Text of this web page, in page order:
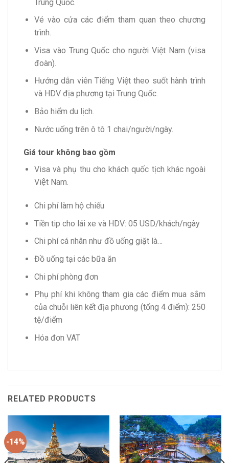
Trung Quốc.
Vé vào cửa các điểm tham quan theo chương
trình.
Visa vào Trung Quốc cho người Việt Nam (visa
đoàn).
Hướng dẫn viên Tiếng Việt theo suốt hành trình
và HDV địa phương tại Trung Quốc.
Bảo hiểm du lịch.
Nước uống trên ô tô 1 chai/người/ngày.
Giá tour không bao gồm
Visa và phụ thu cho khách quốc tịch khác ngoài
Việt Nam.
Chi phí làm hộ chiếu
Tiền tip cho lái xe và HDV: 05 USD/khách/ngày
Chi phí cá nhân như đồ uống giặt là…
Đồ uống tại các bữa ăn
Chi phí phòng đơn
Phụ phí khi không tham gia các điểm mua sắm
của chuỗi liên kết địa phương (tổng 4 điểm): 250
tệ/điểm
Hóa đơn VAT
RELATED PRODUCTS
-14%